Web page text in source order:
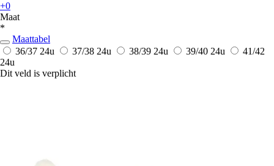
+0
Maat
*
Maattabel
36/37 24u 37/38 24u 38/39 24u 39/40 24u
41/42
24u
Dit veld is verplicht